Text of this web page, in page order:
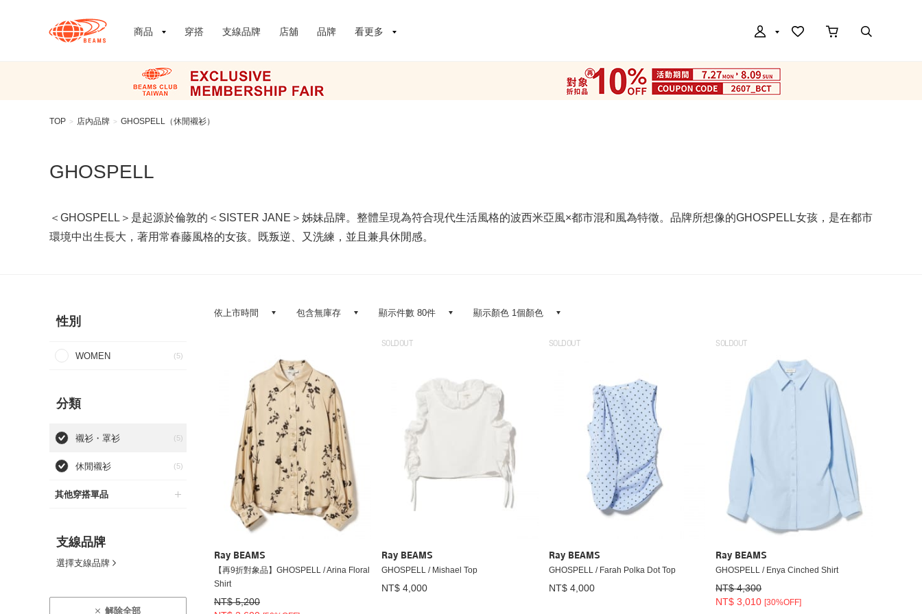
商品 穿搭 支線品牌 店舖 品牌 看更多
TOP > 店內品牌 > GHOSPELL（休閒襯衫）
GHOSPELL
＜GHOSPELL＞是起源於倫敦的＜SISTER JANE＞姊妹品牌。整體呈現為符合現代生活風格的波西米亞風×都市混和風為特徵。品牌所想像的GHOSPELL女孩，是在都市
環境中出生長大，著用常春藤風格的女孩。既叛逆、又洗練，並且兼具休閒感。
性別
WOMEN (5)
分類
襯衫・罩衫 (5)
休閒襯衫 (5)
其他穿搭單品
支線品牌
選擇支線品牌
解除全部
依上市時間 包含無庫存 顯示件數 80件 顯示顏色 1個顏色
Ray BEAMS
【再9折對象品】GHOSPELL / Arina Floral
Shirt
NT$ 5,200
SOLDOUT
Ray BEAMS
GHOSPELL / Mishael Top
NT$ 4,000
SOLDOUT
Ray BEAMS
GHOSPELL / Farah Polka Dot Top
NT$ 4,000
SOLDOUT
Ray BEAMS
GHOSPELL / Enya Cinched Shirt
NT$ 4,300
NT$ 3,010[30%OFF]